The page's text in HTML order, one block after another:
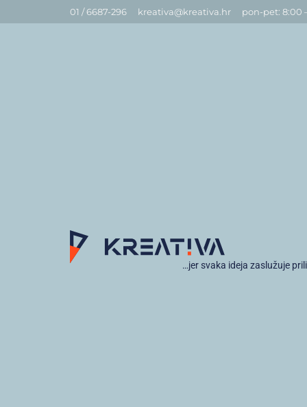
01 / 6687-296 kreativa@kreativa.hr pon-pet: 8:00
…jer svaka ideja zaslužuje